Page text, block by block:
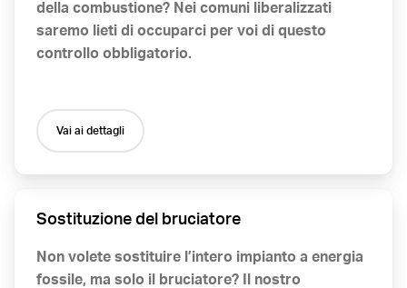
della combustione? Nei comuni liberalizzati
saremo lieti di occuparci per voi di questo
controllo obbligatorio.
Vai ai dettagli
Sostituzione del bruciatore
Non volete sostituire l’intero impianto a energia
fossile, ma solo il bruciatore? Il nostro